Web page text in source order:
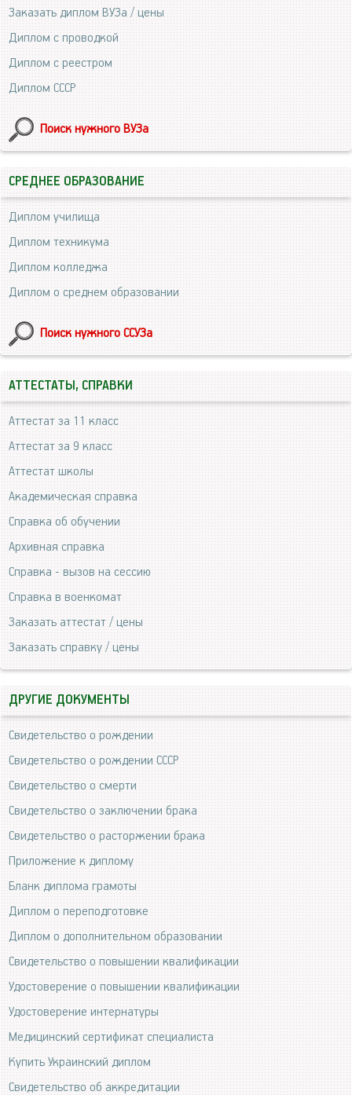
Заказать диплом ВУЗа / цены
Диплом с проводкой
Диплом с реестром
Диплом СССР
Поиск нужного ВУЗа
СРЕДНЕЕ ОБРАЗОВАНИЕ
Диплом училища
Диплом техникума
Диплом колледжа
Диплом о среднем образовании
Поиск нужного ССУЗа
АТТЕСТАТЫ, СПРАВКИ
Аттестат за 11 класс
Аттестат за 9 класс
Аттестат школы
Академическая справка
Справка об обучении
Архивная справка
Справка - вызов на сессию
Справка в военкомат
Заказать аттестат / цены
Заказать справку / цены
ДРУГИЕ ДОКУМЕНТЫ
Свидетельство о рождении
Свидетельство о рождении СССР
Свидетельство о смерти
Свидетельство о заключении брака
Свидетельство о расторжении брака
Приложение к диплому
Бланк диплома грамоты
Диплом о переподготовке
Диплом о дополнительном образовании
Свидетельство о повышении квалификации
Удостоверение о повышении квалификации
Удостоверение интернатуры
Медицинский сертификат специалиста
Купить Украинский диплом
Свидетельство об аккредитации